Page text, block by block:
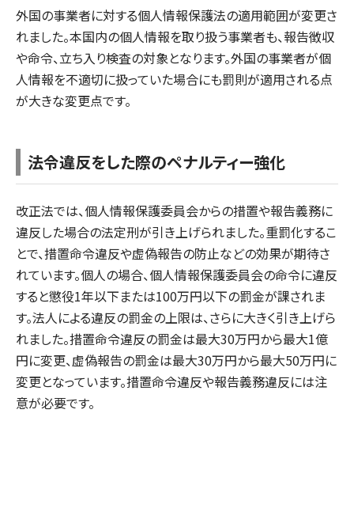
外国の事業者に対する個人情報保護法の適用範囲が変更さ
れました。本国内の個人情報を取り扱う事業者も、報告徴収
や命令、立ち入り検査の対象となります。外国の事業者が個
人情報を不適切に扱っていた場合にも罰則が適用される点
が大きな変更点です。
法令違反をした際のペナルティー強化
改正法では、個人情報保護委員会からの措置や報告義務に
違反した場合の法定刑が引き上げられました。重罰化するこ
とで、措置命令違反や虚偽報告の防止などの効果が期待さ
れています。個人の場合、個人情報保護委員会の命令に違反
すると懲役1年以下または100万円以下の罰金が課されま
す。法人による違反の罰金の上限は、さらに大きく引き上げら
れました。措置命令違反の罰金は最大30万円から最大1億
円に変更、虚偽報告の罰金は最大30万円から最大50万円に
変更となっています。措置命令違反や報告義務違反には注
意が必要です。